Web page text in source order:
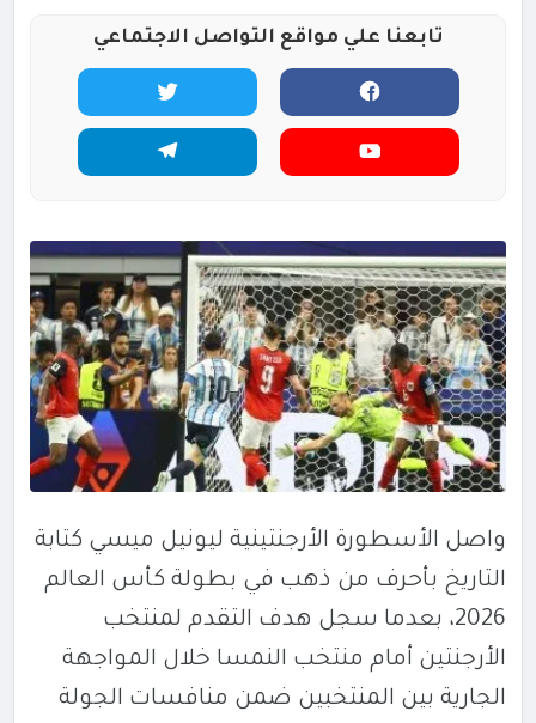
تابعنا علي مواقع التواصل الاجتماعي
واصل الأسطورة الأرجنتينية ليونيل ميسي كتابة
التاريخ بأحرف من ذهب في بطولة كأس العالم
2026، بعدما سجل هدف التقدم لمنتخب
الأرجنتين أمام منتخب النمسا خلال المواجهة
الجارية بين المنتخبين ضمن منافسات الجولة